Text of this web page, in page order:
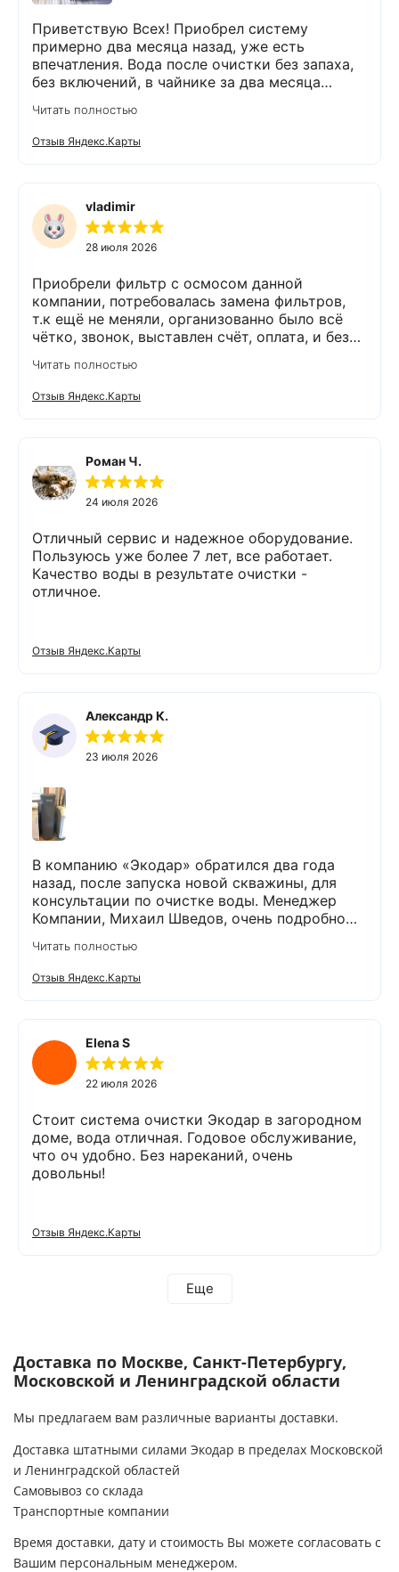
Приветствую Всех! Приобрел систему
примерно два месяца назад, уже есть
впечатления. Вода после очистки без запаха,
без включений, в чайнике за два месяца
работает. Оборудование, несмотря на
размеры, поставили компактно, сбоев не
было. Спасибо Экодару за хорошую работу.
Читать полностью
Отзыв Яндекс.Карты
vladimir
28 июля 2026
Приобрели фильтр с осмосом данной
компании, потребовалась замена фильтров,
т.к ещё не меняли, организованно было всё
чётко, звонок, выставлен счёт, оплата, и без
выполнено (всё чётко без шума и пыли),
приятно работать с грамотными,
обязательными людьми. Спасибо
Читать полностью
Отзыв Яндекс.Карты
Роман Ч.
24 июля 2026
Отличный сервис и надежное оборудование.
Пользуюсь уже более 7 лет, все работает.
Качество воды в результате очистки -
отличное.
Отзыв Яндекс.Карты
Александр К.
23 июля 2026
В компанию «Экодар» обратился два года
назад, после запуска новой скважины, для
консультации по очистке воды. Менеджер
Компании, Михаил Шведов, очень подробно
подобрать оптимальный вариант, пригласил в
офис для заключения договора. Оборудование
«Экодар компакт», которое я поставил,
существенно снизило жесткость воды,
убрало посторонние запахи. Вода стала
мягкой и приятной на вкус. Полностью
доволен сотрудничеством с Компанией
«Экодар». Рекомендую.
Читать полностью
Отзыв Яндекс.Карты
Elena S
22 июля 2026
Стоит система очистки Экодар в загородном
доме, вода отличная. Годовое обслуживание,
что оч удобно. Без нареканий, очень
довольны!
Отзыв Яндекс.Карты
Еще
Доставка по Москве, Санкт-Петербургу,
Московской и Ленинградской области
Мы предлагаем вам различные варианты доставки.
Доставка штатными силами Экодар в пределах Московской
и Ленинградской областей
Самовывоз со склада
Транспортные компании
Время доставки, дату и стоимость Вы можете согласовать с
Вашим персональным менеджером.